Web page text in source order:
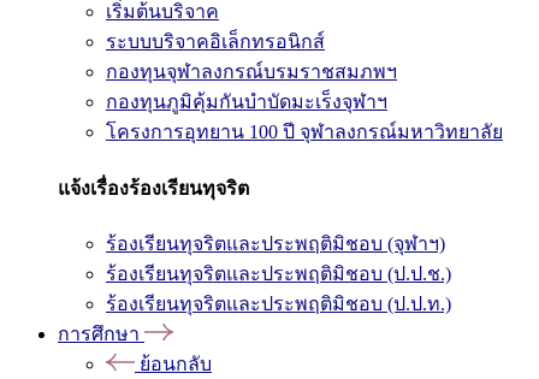
เริ่มต้นบริจาค
ระบบบริจาคอิเล็กทรอนิกส์
กองทุนจุฬาลงกรณ์บรมราชสมภพฯ
กองทุนภูมิคุ้มกันบำบัดมะเร็งจุฬาฯ
โครงการอุทยาน 100 ปี จุฬาลงกรณ์มหาวิทยาลัย
แจ้งเรื่องร้องเรียนทุจริต
ร้องเรียนทุจริตและประพฤติมิชอบ (จุฬาฯ)
ร้องเรียนทุจริตและประพฤติมิชอบ (ป.ป.ช.)
ร้องเรียนทุจริตและประพฤติมิชอบ (ป.ป.ท.)
การศึกษา
ย้อนกลับ